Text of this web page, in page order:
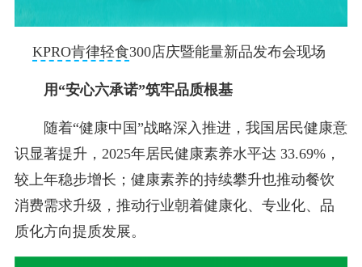
KPRO肯律轻食300店庆暨能量新品发布会现场
用“安心六承诺”筑牢品质根基
随着“健康中国”战略深入推进，我国居民健康意
识显著提升，2025年居民健康素养水平达 33.69%，
较上年稳步增长；健康素养的持续攀升也推动餐饮
消费需求升级，推动行业朝着健康化、专业化、品
质化方向提质发展。